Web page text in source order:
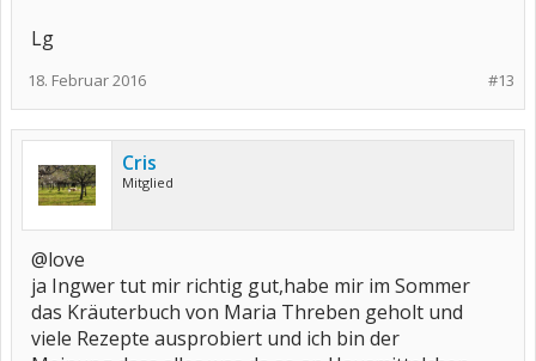
Lg
#13
18. Februar 2016
Cris
Mitglied
@love
ja Ingwer tut mir richtig gut,habe mir im Sommer
das Kräuterbuch von Maria Threben geholt und
viele Rezepte ausprobiert und ich bin der